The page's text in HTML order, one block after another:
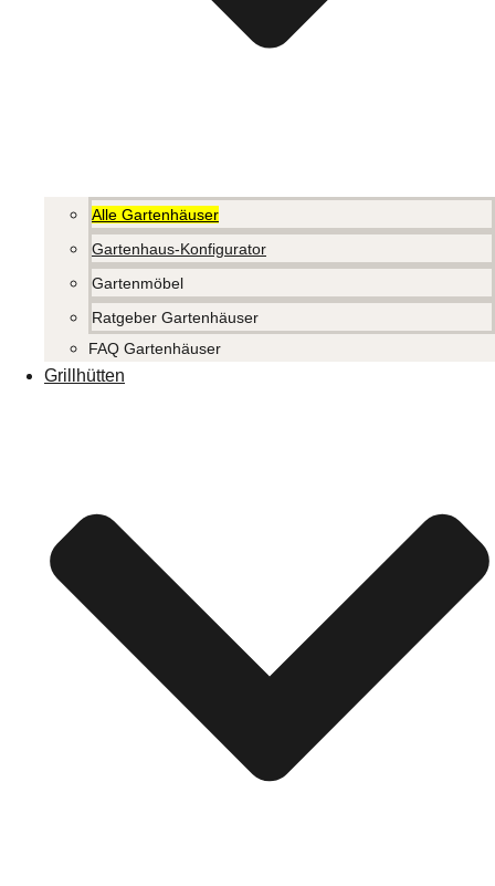
Alle Gartenhäuser
Gartenhaus-Konfigurator
Gartenmöbel
Ratgeber Gartenhäuser
FAQ Gartenhäuser
Grillhütten